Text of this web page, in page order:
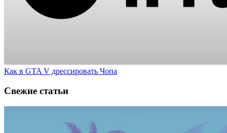
Как в GTA V дрессировать Чопа
Свежие статьи